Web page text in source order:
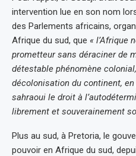
intervention lue en son nom
des Parlements africains,
Afrique du sud, que « l’Afrique
prometteur sans déraciner de
détestable phénomène
décolonisation du continent,
sahraoui le droit à
librement et souverainement
Plus au sud, à Pretoria, le
pouvoir en Afrique du sud,